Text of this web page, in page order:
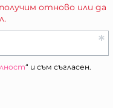
отново или да
“ и съм съгласен.